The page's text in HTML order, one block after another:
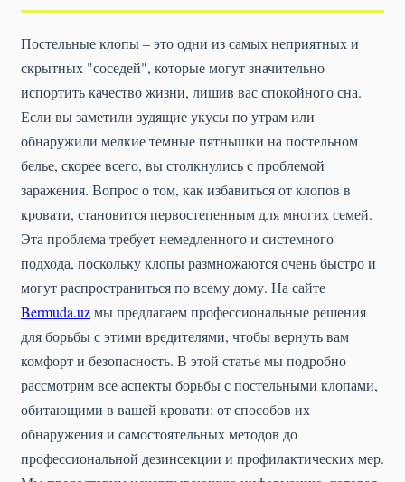
Постельные клопы – это одни из самых неприятных и
скрытных "соседей", которые могут значительно
испортить качество жизни, лишив вас спокойного сна.
Если вы заметили зудящие укусы по утрам или
обнаружили мелкие темные пятнышки на постельном
белье, скорее всего, вы столкнулись с проблемой
заражения. Вопрос о том, как избавиться от клопов в
кровати, становится первостепенным для многих семей.
Эта проблема требует немедленного и системного
подхода, поскольку клопы размножаются очень быстро и
могут распространиться по всему дому. На сайте
Bermuda.uzмы предлагаем профессиональные решения
для борьбы с этими вредителями, чтобы вернуть вам
комфорт и безопасность. В этой статье мы подробно
рассмотрим все аспекты борьбы с постельными клопами,
обитающими в вашей кровати: от способов их
обнаружения и самостоятельных методов до
профессиональной дезинсекции и профилактических мер.